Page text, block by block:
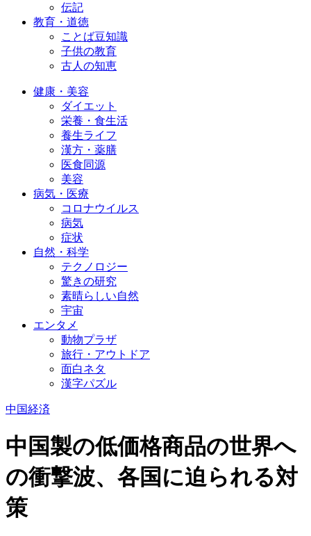
伝記
教育・道徳
ことば豆知識
子供の教育
古人の知恵
健康・美容
ダイエット
栄養・食生活
養生ライフ
漢方・薬膳
医食同源
美容
病気・医療
コロナウイルス
病気
症状
自然・科学
テクノロジー
驚きの研究
素晴らしい自然
宇宙
エンタメ
動物プラザ
旅行・アウトドア
面白ネタ
漢字パズル
中国経済
中国製の低価格商品の世界へ
の衝撃波、各国に迫られる対
策